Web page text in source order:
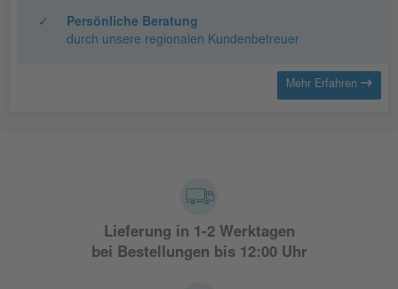
✓
Persönliche Beratung
durch unsere regionalen Kundenbetreuer
Mehr Erfahren
Lieferung in 1-2 Werktagen
bei Bestellungen bis 12:00 Uhr